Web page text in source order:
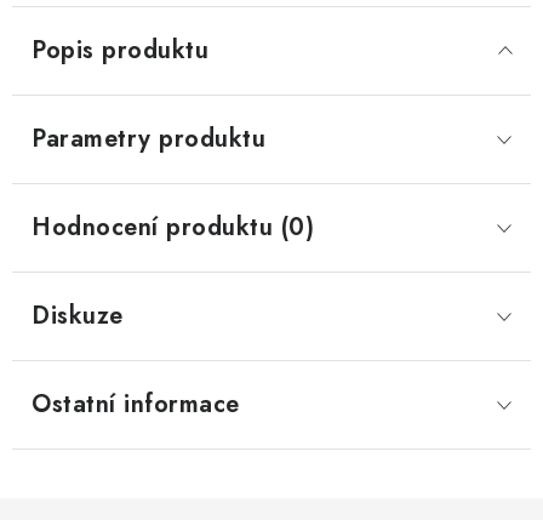
Popis produktu
Parametry produktu
Hodnocení produktu (0)
Diskuze
Ostatní informace